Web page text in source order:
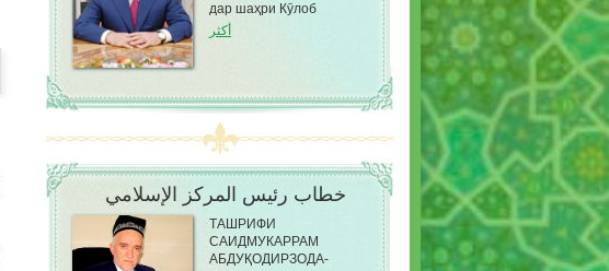
дар шаҳри Кӯлоб
أكثر
خطاب رئيس المركز الإسلامي
ТАШРИФИ
САИДМУКАРРАМ
АБДУҚОДИРЗОДА-